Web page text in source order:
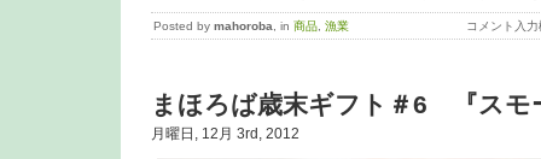
Posted by mahoroba , in 商品 漁業 コメント入力
まほろば歳末ギフト＃6 『スモ
月曜日, 12月 3rd, 2012